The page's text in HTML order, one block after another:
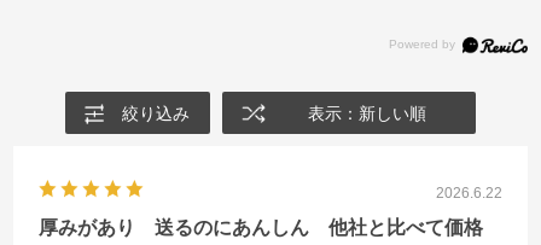
絞り込み 表示：新しい順
2026.6.22
厚みがあり 送るのにあんしん 他社と比べて価格